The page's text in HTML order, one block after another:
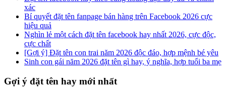
xác
Bí quyết đặt tên fanpage bán hàng trên Facebook 2026 cực
hiệu quả
Nghìn lẻ một cách đặt tên facebook hay nhất 2026, cực độc,
cực chất
[Gợi ý] Đặt tên con trai năm 2026 độc đáo, hợp mệnh bé yêu
Sinh con gái năm 2026 đặt tên gì hay, ý nghĩa, hợp tuổi ba mẹ
Gợi ý đặt tên hay mới nhất